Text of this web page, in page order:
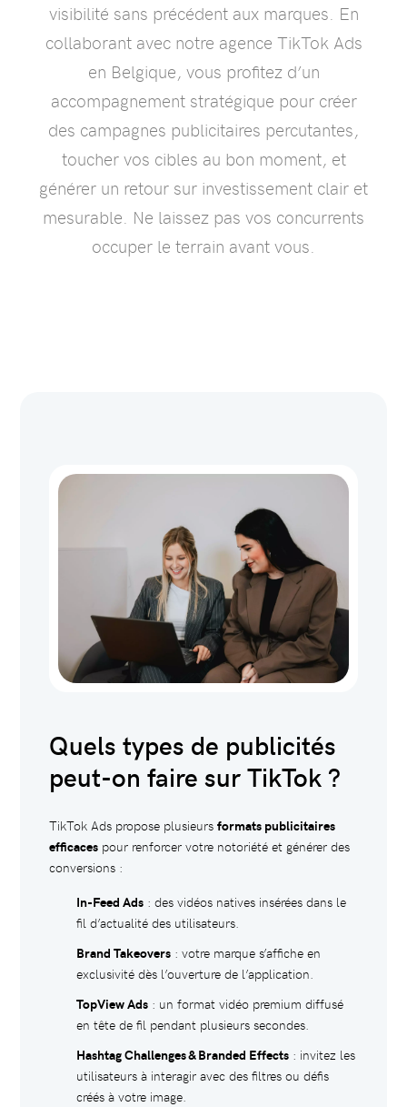
visibilité sans précédent aux marques. En
collaborant avec notre agence TikTok Ads
en Belgique, vous profitez d’un
accompagnement stratégique pour créer
des campagnes publicitaires percutantes,
toucher vos cibles au bon moment, et
générer un retour sur investissement clair et
mesurable. Ne laissez pas vos concurrents
occuper le terrain avant vous.
Quels types de publicités
peut-on faire sur TikTok ?
TikTok Ads propose plusieurs formats publicitaires
efficacespour renforcer votre notoriété et générer des
conversions :
In-Feed Ads: des vidéos natives insérées dans le
fil d’actualité des utilisateurs.
Brand Takeovers: votre marque s’affiche en
exclusivité dès l’ouverture de l’application.
TopView Ads: un format vidéo premium diffusé
en tête de fil pendant plusieurs secondes.
Hashtag Challenges & Branded Effects: invitez les
utilisateurs à interagir avec des filtres ou défis
créés à votre image.